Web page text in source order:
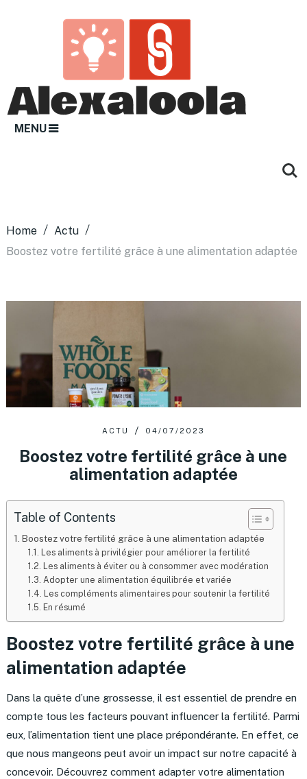
MENU
Home
Actu
Boostez votre fertilité grâce à une alimentation adaptée
ACTU 04/07/2023
Boostez votre fertilité grâce à une
alimentation adaptée
Table of Contents
Boostez votre fertilité grâce à une alimentation adaptée
Les aliments à privilégier pour améliorer la fertilité
Les aliments à éviter ou à consommer avec modération
Adopter une alimentation équilibrée et variée
Les compléments alimentaires pour soutenir la fertilité
En résumé
Boostez votre fertilité grâce à une
alimentation adaptée
Dans la quête d’une grossesse, il est essentiel de prendre en
compte tous les facteurs pouvant influencer la fertilité. Parmi
eux, l’alimentation tient une place prépondérante. En effet, ce
que nous mangeons peut avoir un impact sur notre capacité à
concevoir. Découvrez comment adapter votre alimentation